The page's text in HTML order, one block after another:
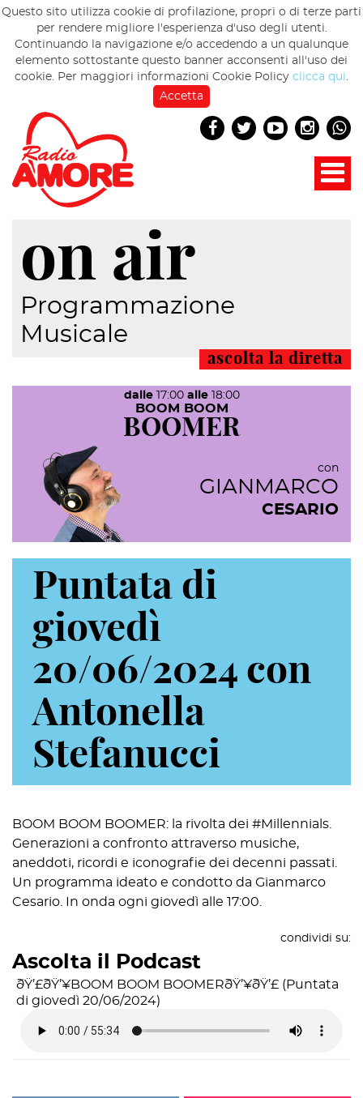
Questo sito utilizza cookie di profilazione, propri o di terze parti
per rendere migliore l'esperienza d'uso degli utenti.
Continuando la navigazione e/o accedendo a un qualunque
elemento sottostante questo banner acconsenti all'uso dei
cookie. Per maggiori informazioni Cookie Policy clicca qui.
Accetta
on air
Programmazione
Musicale
ascolta la diretta
BOOM BOOM
BOOMER
con
GIANMARCO
CESARIO
dalle17:00 alle18:00
Puntata di
giovedì
20/06/2024 con
Antonella
Stefanucci
BOOM BOOM BOOMER: la rivolta dei #Millennials.
Generazioni a confronto attraverso musiche,
aneddoti, ricordi e iconografie dei decenni passati.
Un programma ideato e condotto da Gianmarco
Cesario.
In onda ogni giovedì alle 17:00.
condividi su:
Ascolta il Podcast
ðŸ’£ðŸ’¥BOOM BOOM BOOMERðŸ’¥ðŸ’£ (Puntata
di giovedì 20/06/2024)